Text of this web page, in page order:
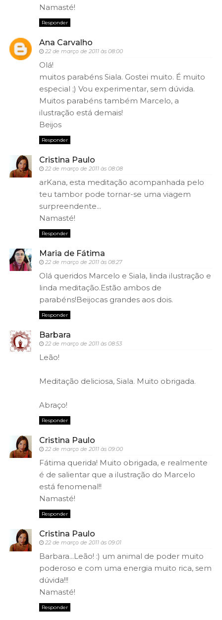
Namasté!
Responder
Ana Carvalho
22 de março de 2011 às 08:00
Olá!
muitos parabéns Siala. Gostei muito. É muito
especial ;) Vou experimentar, sem dúvida.
Muitos parabéns também Marcelo, a
ilustração está demais!
Beijos
Responder
Cristina Paulo
22 de março de 2011 às 08:08
arKana, esta meditação acompanhada pelo
teu tambor pode tornar-se uma viagem
surpreendente...
Namasté!
Responder
Maria de Fátima
22 de março de 2011 às 08:27
Olá queridos Marcelo e Siala, linda ilustração e
linda meditação.Estão ambos de
parabéns!Beijocas grandes aos dois.
Responder
Barbara
22 de março de 2011 às 08:53
Leão!
Meditação deliciosa, Siala. Muito obrigada.
Abraço!
Responder
Cristina Paulo
22 de março de 2011 às 09:00
Fátima querida! Muito obrigada, e realmente
é de salientar que a ilustração do Marcelo
está fenomenal!!
Namasté!
Responder
Cristina Paulo
22 de março de 2011 às 09:01
Barbara...Leão! :) um animal de poder muito
poderoso e com uma energia muito rica, sem
dúvida!!!
Namasté!
Responder